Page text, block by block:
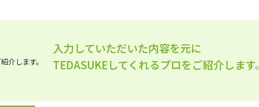
入力していただいた内容を元に
TEDASUKEしてくれるプロをご紹介します。